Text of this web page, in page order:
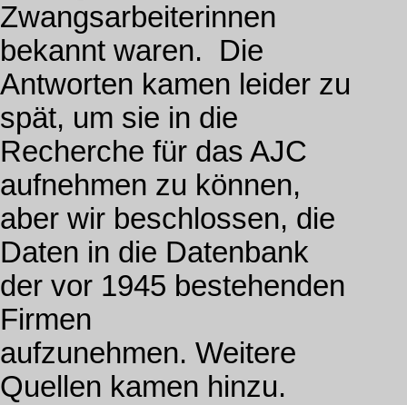
Zwangsarbeiterinnen
bekannt waren. Die
Antworten kamen leider zu
spät, um sie in die
Recherche für das AJC
aufnehmen zu können,
aber wir beschlossen, die
Daten in die Datenbank
der vor 1945 bestehenden
Firmen
aufzunehmen. Weitere
Quellen kamen hinzu.